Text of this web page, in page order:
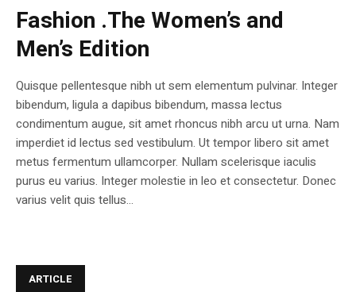
Fashion .The Women’s and
Men’s Edition
Quisque pellentesque nibh ut sem elementum pulvinar. Integer
bibendum, ligula a dapibus bibendum, massa lectus
condimentum augue, sit amet rhoncus nibh arcu ut urna. Nam
imperdiet id lectus sed vestibulum. Ut tempor libero sit amet
metus fermentum ullamcorper. Nullam scelerisque iaculis
purus eu varius. Integer molestie in leo et consectetur. Donec
varius velit quis tellus...
ARTICLE